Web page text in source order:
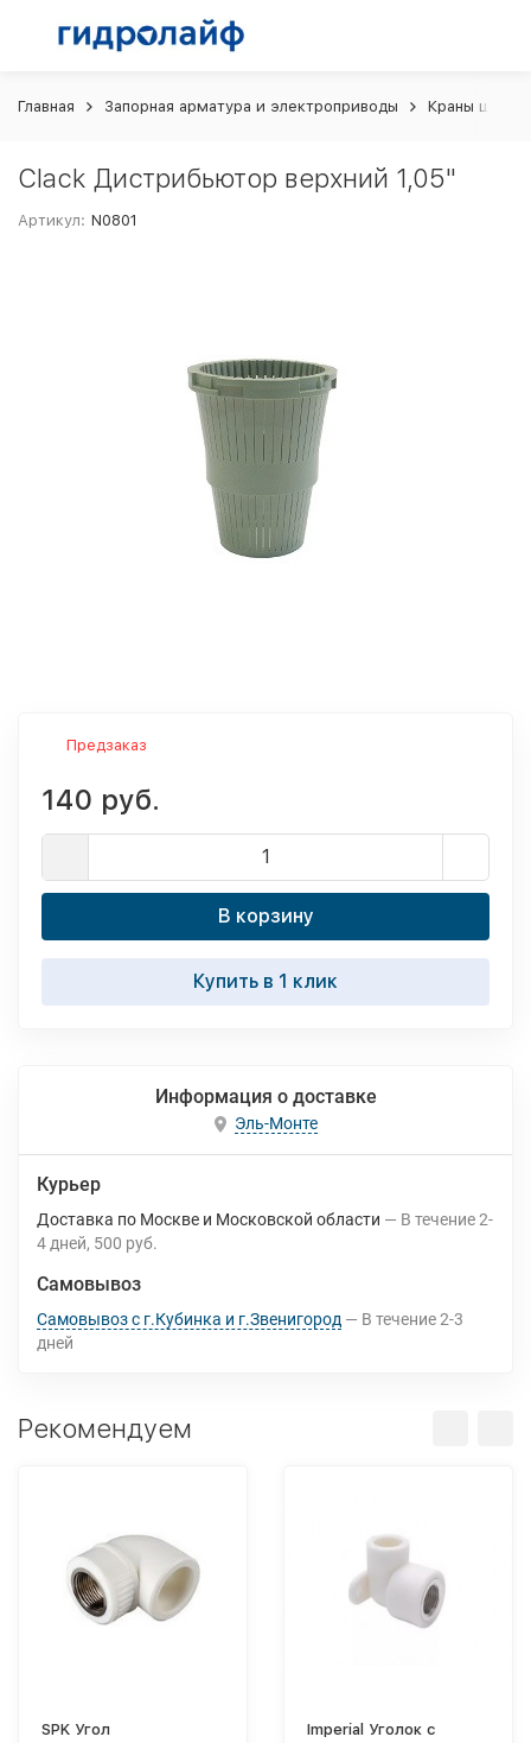
Главная Запорная арматура и электроприводы Краны
Clack Дистрибьютор верхний 1,05"
Артикул: N0801
Предзаказ
140 руб.
В корзину
Купить в 1 клик
Информация о доставке
Эль-Монте
Курьер
Доставка по Москве и Московской области В течение2-
4 дней 500 руб.
Самовывоз
Самовывоз с г.Кубинка и г.Звенигород В течение2-3
дней
Рекомендуем
SPK Угол
Imperial Уголок с